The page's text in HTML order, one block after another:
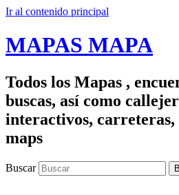
Ir al contenido principal
MAPAS MAPA
Todos los Mapas ,
buscas, así como
interactivos, carreteras,
maps
Buscar